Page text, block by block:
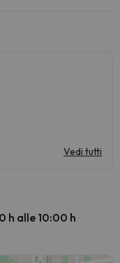
Vedi tutti
h alle 10:00 h